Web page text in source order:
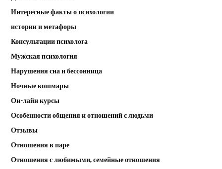
Интересные факты о психологии
истории и метафоры
Консультации психолога
Мужская психология
Нарушения сна и бессонница
Ночные кошмары
Он-лайн курсы
Особенности общения и отношений с людьми
Отзывы
Отношения в паре
Отношения с любимыми, семейные отношения